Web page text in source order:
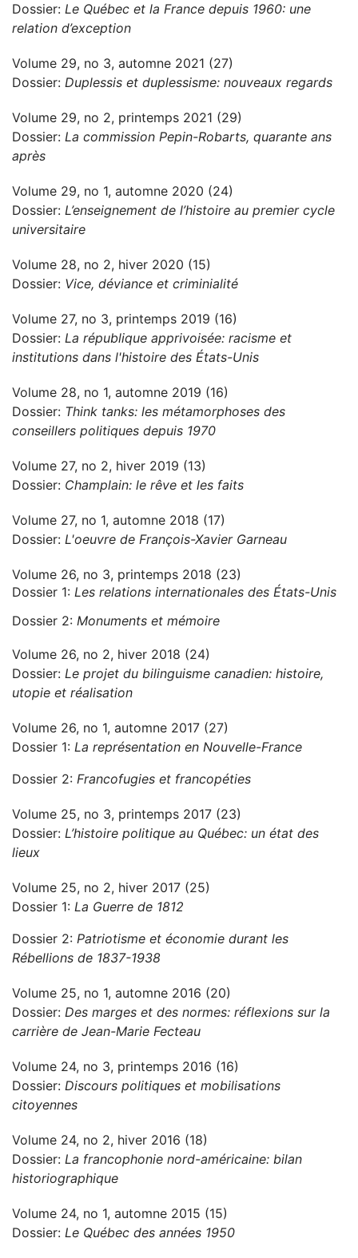
Dossier: Le Québec et la France depuis 1960: une
relation d’exception
Volume 29, no 3, automne 2021 (27)
Dossier: Duplessis et duplessisme: nouveaux regards
Volume 29, no 2, printemps 2021 (29)
Dossier: La commission Pepin-Robarts, quarante ans
après
Volume 29, no 1, automne 2020 (24)
Dossier: L’enseignement de l’histoire au premier cycle
universitaire
Volume 28, no 2, hiver 2020 (15)
Dossier: Vice, déviance et criminialité
Volume 27, no 3, printemps 2019 (16)
Dossier: La république apprivoisée: racisme et
institutions dans l'histoire des États-Unis
Volume 28, no 1, automne 2019 (16)
Dossier: Think tanks: les métamorphoses des
conseillers politiques depuis 1970
Volume 27, no 2, hiver 2019 (13)
Dossier: Champlain: le rêve et les faits
Volume 27, no 1, automne 2018 (17)
Dossier: L'oeuvre de François-Xavier Garneau
Volume 26, no 3, printemps 2018 (23)
Dossier 1: Les relations internationales des États-Unis
Dossier 2: Monuments et mémoire
Volume 26, no 2, hiver 2018 (24)
Dossier: Le projet du bilinguisme canadien: histoire,
utopie et réalisation
Volume 26, no 1, automne 2017 (27)
Dossier 1: La représentation en Nouvelle-France
Dossier 2: Francofugies et francopéties
Volume 25, no 3, printemps 2017 (23)
Dossier: L’histoire politique au Québec: un état des
lieux
Volume 25, no 2, hiver 2017 (25)
Dossier 1: La Guerre de 1812
Dossier 2: Patriotisme et économie durant les
Rébellions de 1837-1938
Volume 25, no 1, automne 2016 (20)
Dossier: Des marges et des normes: réflexions sur la
carrière de Jean-Marie Fecteau
Volume 24, no 3, printemps 2016 (16)
Dossier: Discours politiques et mobilisations
citoyennes
Volume 24, no 2, hiver 2016 (18)
Dossier: La francophonie nord-américaine: bilan
historiographique
Volume 24, no 1, automne 2015 (15)
Dossier: Le Québec des années 1950